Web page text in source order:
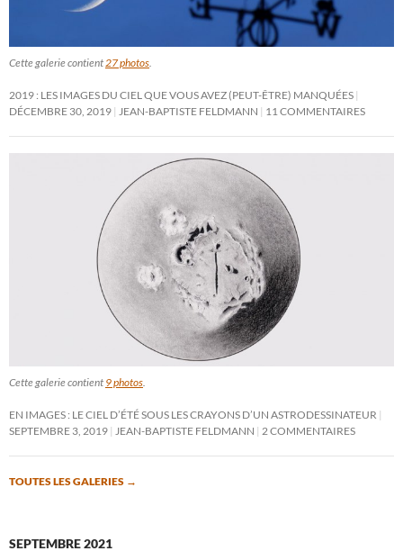
Cette galerie contient 27 photos
2019 : LES IMAGES DU CIEL QUE VOUS AVEZ (PEUT-ÊTRE) MANQUÉES
DÉCEMBRE 30, 2019
JEAN-BAPTISTE FELDMANN 11 COMMENTAIRES
Cette galerie contient 9 photos
EN IMAGES : LE CIEL D’ÉTÉ SOUS LES CRAYONS D’UN ASTRODESSINATEUR
SEPTEMBRE 3, 2019
JEAN-BAPTISTE FELDMANN 2 COMMENTAIRES
TOUTES LES GALERIES →
SEPTEMBRE 2021